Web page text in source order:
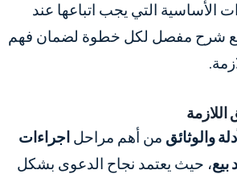
الأساسية التي يجب اتباعها عند
شرح مفصل لكل خطوة لضمان فهم
اللازمة
والوثائق من أهم مراحل اجراءات
، حيث يعتمد نجاح الدعوى بشكل